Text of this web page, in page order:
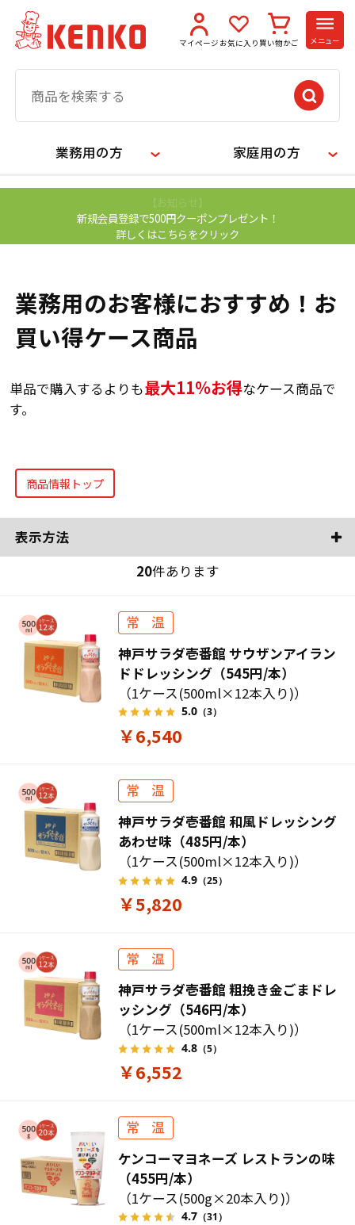
マイページ お気に入り 買い物かご メニュー
業務用の方 家庭用の方
【お知らせ】
新規会員登録で500円クーポンプレゼント！
詳しくはこちらをクリック
業務用のお客様におすすめ！お
買い得ケース商品
単品で購入するよりも最大11％お得なケース商品で
す。
商品情報トップ
表示方法
20件あります
神戸サラダ壱番館 サウザンアイラン
ドドレッシング（545円/本）
（1ケース(500ml×12本入り)）
5.0 （3）
￥6,540
神戸サラダ壱番館 和風ドレッシング
あわせ味（485円/本）
（1ケース(500ml×12本入り)）
4.9 （25）
￥5,820
神戸サラダ壱番館 粗挽き金ごまドレ
ッシング（546円/本）
（1ケース(500ml×12本入り)）
4.8 （5）
￥6,552
ケンコーマヨネーズ レストランの味
（455円/本）
（1ケース(500g×20本入り)）
4.7 （31）